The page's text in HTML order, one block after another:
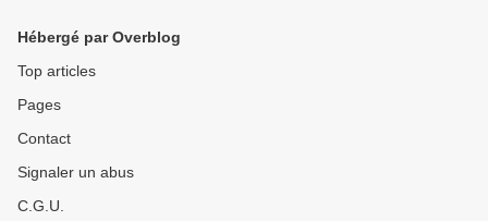
Hébergé par Overblog
Top articles
Pages
Contact
Signaler un abus
C.G.U.